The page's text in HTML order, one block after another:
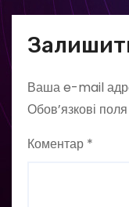
Ваша e-mail
Обов’язкові
Коментар *